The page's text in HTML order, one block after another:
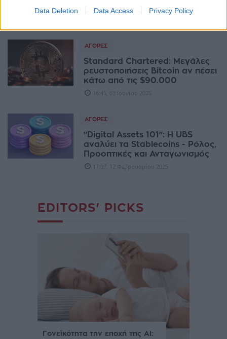
Data Deletion Data Access Privacy Policy
από το δολάριο
ΑΓΟΡΈΣ
Standard Chartered: Μεγάλες
ρευστοποιήσεις Bitcoin αν πέσει
κάτω από τις $90.000
16:45, 03 Ιουνίου 2025
ΑΓΟΡΈΣ
"Digital Assets 101": H UBS
αναλύει τα Stablecoins - Ρόλος,
Προοπτικές και Ανταγωνισμός
17:07, 12 Φεβρουαρίου 2025
EDITORS' PICKS
Γονεϊκότητα την εποχή της AI: